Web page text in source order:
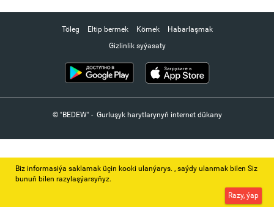
Töleg Eltip bermek Kömek
Habarlaşmak
Gizlinlik syýasaty
© "BEDEW" - Gurluşyk harytlarynyň internet dükany
Biz informasiýa saklamak üçin kooki ulanýarys. ‚ saýdy ulanmak bilen Siz
bunuň bilen razylaşýarsyňyz.
Razy, ýap